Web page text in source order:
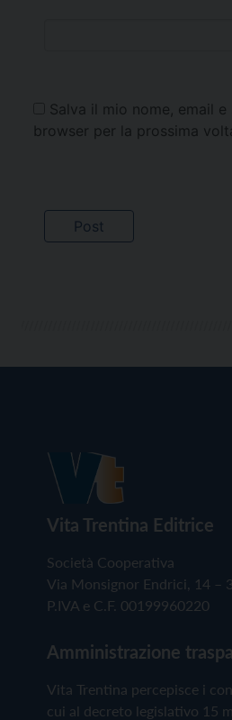
Salva il mio nome, email
browser per la prossima
Vita Trentina Editrice
Società Cooperativa
Via Monsignor Endrici, 14 –
P.IVA e C.F. 00199960220
Amministrazione
Vita Trentina percepisce i
cui al decreto legislativo 15